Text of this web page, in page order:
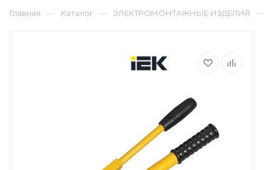
Главная — Каталог — ЭЛЕКТРОМОНТАЖНЫЕ ИЗДЕЛИЯ —